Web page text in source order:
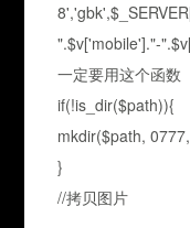
".$v['mobile']."-
一定要用这个函数
if(!is_dir($path)){
mkdir($path,
}
//拷贝图片